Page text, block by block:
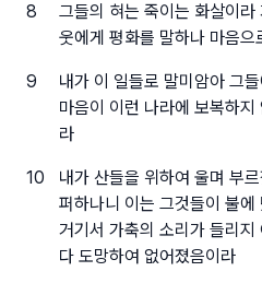
8
그들의 혀는 죽이는 화살이라
웃에게 평화를 말하나 마음으
9
내가 이 일들로 말미암아 그
마음이 이런 나라에 보복하
라
10
내가 산들을 위하여 울며 부
퍼하나니 이는 그것들이 불
거기서 가축의 소리가 들리
다 도망하여 없어졌음이라